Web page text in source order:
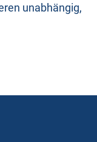
unabhängig,